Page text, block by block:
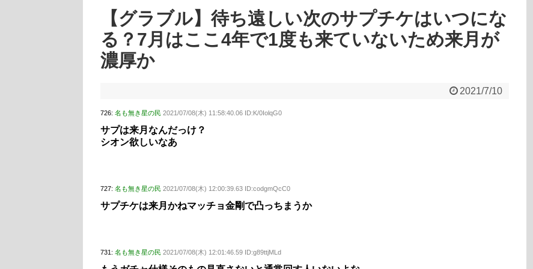
【グラブル】待ち遠しい次のサプチケはいつにな
る？7月はここ4年で1度も来ていないため来月が
濃厚か
2021/7/10
726: 名も無き星の民 2021/07/08(木) 11:58:40.06 ID:K/0IolqG0
サプは来月なんだっけ？
シオン欲しいなあ
727: 名も無き星の民 2021/07/08(木) 12:00:39.63 ID:codgmQcC0
サプチケは来月かねマッチョ金剛で凸っちまうか
731: 名も無き星の民 2021/07/08(木) 12:01:46.59 ID:g89ttjMLd